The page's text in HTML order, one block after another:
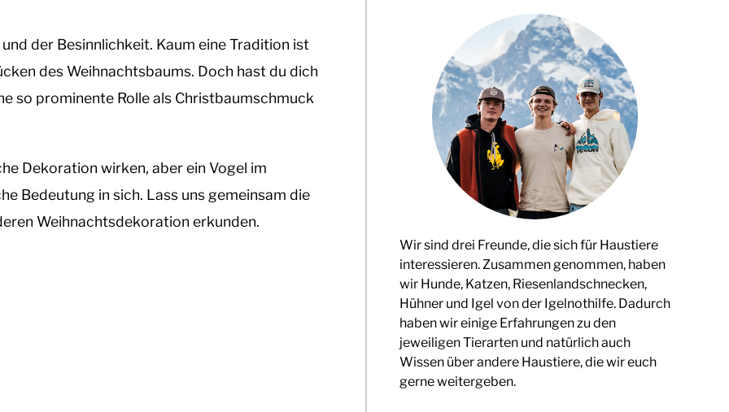
der Besinnlichkeit. Kaum eine Tradition ist
des Weihnachtsbaums. Doch hast du dich
so prominente Rolle als Christbaumschmuck
Dekoration wirken, aber ein Vogel im
Bedeutung in sich. Lass uns gemeinsam die
Weihnachtsdekoration erkunden.
Wir sind drei Freunde, die sich für Haustiere
interessieren. Zusammen genommen, haben
wir Hunde, Katzen, Riesenlandschnecken,
Hühner und Igel von der Igelnothilfe. Dadurch
haben wir einige Erfahrungen zu den
jeweiligen Tierarten und natürlich auch
Wissen über andere Haustiere, die wir euch
gerne weitergeben.